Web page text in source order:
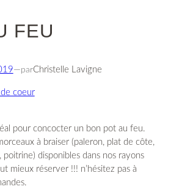
FEU
—parChristelle Lavigne
coeur
pour concocter un bon pot au feu.
à braiser (paleron, plat de côte,
poitrine) disponibles dans nos rayons
mieux réserver !!! n’hésitez pas à